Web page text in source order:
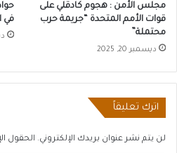
مجلس الأمن : هجوم كادقلي على
قوات الأمم المتحدة “جريمة حرب
محتملة”
ديسمبر 20, 2025
في
اترك تعليقاً
لن يتم نشر عنوان بريدك الإلكتروني. الحقول